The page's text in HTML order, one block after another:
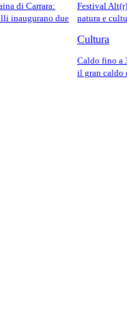
di Carrara:
inaugurano due
Festival
natura e
Cultura
Caldo fino a
il gran caldo